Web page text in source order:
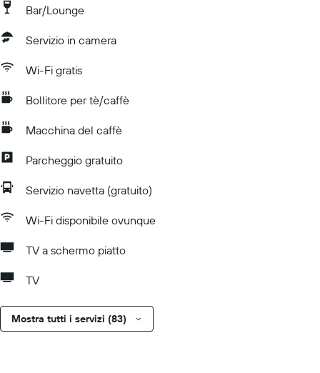
Bar/Lounge
Servizio in camera
Wi-Fi gratis
Bollitore per tè/caffè
Macchina del caffè
Parcheggio gratuito
Servizio navetta (gratuito)
Wi-Fi disponibile ovunque
TV a schermo piatto
TV
Mostra tutti i servizi (83)